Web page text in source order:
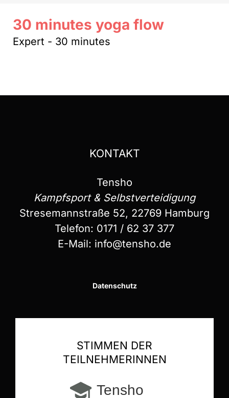
30 minutes yoga flow
Expert - 30 minutes
KONTAKT
Tensho
Kampfsport & Selbstverteidigung
Stresemannstraße 52, 22769 Hamburg
Telefon: 0171 / 62 37 377
E-Mail: info@tensho.de
Datenschutz
STIMMEN DER
TEILNEHMERINNEN
Tensho